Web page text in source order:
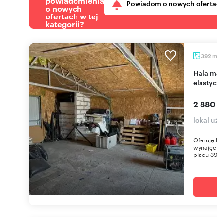
o nowych
ofertach w tej
kategorii?
Powiadom o nowych
392 m
Hala magazynowa z biurem i placem 392 m² –
2 880
lokal
Oferuję
placu